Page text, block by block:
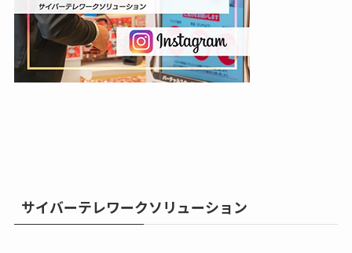
サイバーテレワークソリューション